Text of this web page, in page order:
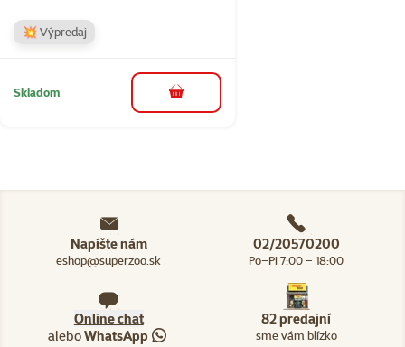
💥 Výpredaj
Skladom do košíka
Napíšte nám
eshop@superzoo.sk
02/20570200
Po–Pi 7:00 – 18:00
Online chat
aleboWhatsApp
82 predajní
sme vám blízko